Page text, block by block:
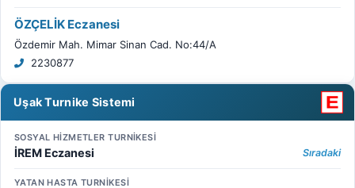
ÖZÇELİK Eczanesi
Özdemir Mah. Mimar Sinan Cad. No:44/A
2230877
Uşak Turnike Sistemi
SOSYAL HİZMETLER TURNİKESİ
İREM Eczanesi Sıradaki
YATAN HASTA TURNİKESİ